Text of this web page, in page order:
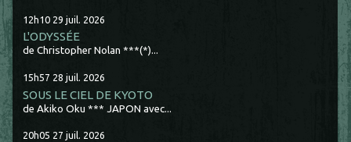
12h10 29 juil. 2026
L'ODYSSÉE
de Christopher Nolan ***(*)...
15h57 28 juil. 2026
SOUS LE CIEL DE KYOTO
de Akiko Oku *** JAPON avec...
20h05 27 juil. 2026